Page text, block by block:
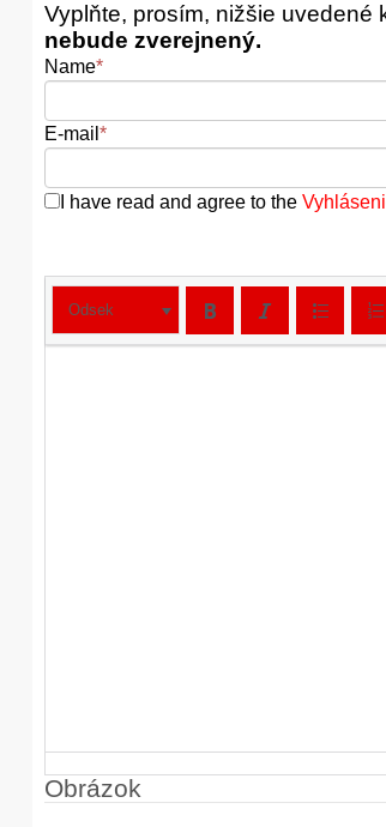
Vyplňte, prosím, nižšie uvedené
nebude zverejnený.
Name*
E-mail *
I have read and agree to the
Odsek
Obrázok